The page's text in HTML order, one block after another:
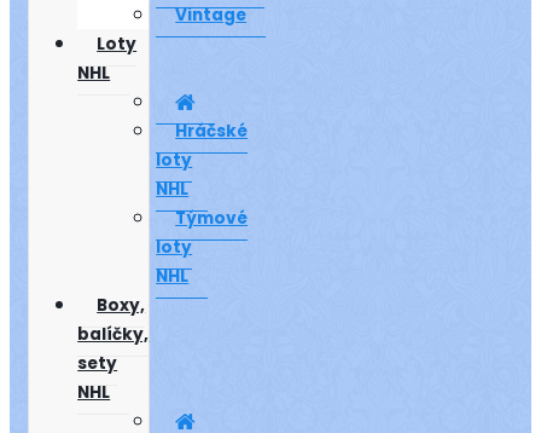
Vintage
Loty
NHL
Hráčské
loty
NHL
Týmové
loty
NHL
Boxy,
balíčky,
sety
NHL